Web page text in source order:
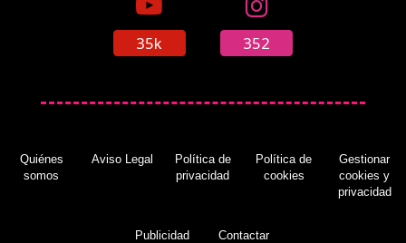
35k 352
Quiénes
somos
Aviso Legal
Política de
privacidad
Política de
cookies
Gestionar
cookies y
privacidad
Publicidad Contactar